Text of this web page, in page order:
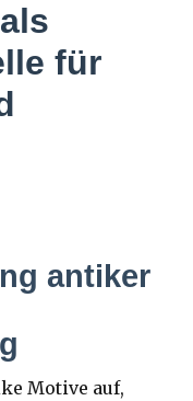
für
antiker
Motive auf,